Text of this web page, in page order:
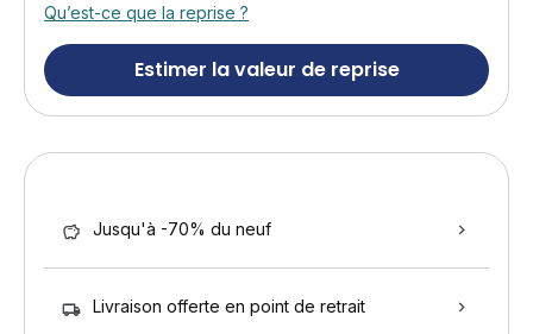
Qu’est-ce que la reprise ?
Estimer la valeur de reprise
Jusqu'à -70% du neuf
Livraison offerte en point de retrait